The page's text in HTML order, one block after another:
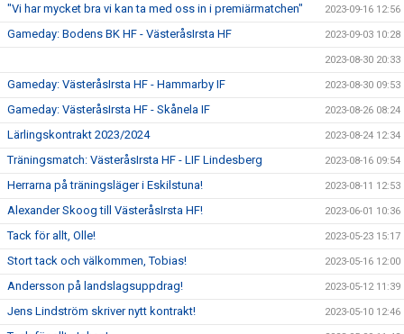
"Vi har mycket bra vi kan ta med oss in i premiärmatchen" 2023-09-16 12:56
Gameday: Bodens BK HF - VästeråsIrsta HF 2023-09-03 10:28
2023-08-30 20:33
Gameday: VästeråsIrsta HF - Hammarby IF 2023-08-30 09:53
Gameday: VästeråsIrsta HF - Skånela IF 2023-08-26 08:24
Lärlingskontrakt 2023/2024 2023-08-24 12:34
Träningsmatch: VästeråsIrsta HF - LIF Lindesberg 2023-08-16 09:54
Herrarna på träningsläger i Eskilstuna! 2023-08-11 12:53
Alexander Skoog till VästeråsIrsta HF! 2023-06-01 10:36
Tack för allt, Olle! 2023-05-23 15:17
Stort tack och välkommen, Tobias! 2023-05-16 12:00
Andersson på landslagsuppdrag! 2023-05-12 11:39
Jens Lindström skriver nytt kontrakt! 2023-05-10 12:46